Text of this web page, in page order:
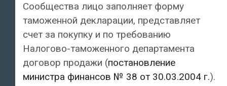
Сообщества лицо заполняет форму
таможенной декларации, представляет
счет за покупку и по требованию
Налогово-таможенного департамента
договор продажи (постановление
министра финансов № 38 от 30.03.2004 г.).